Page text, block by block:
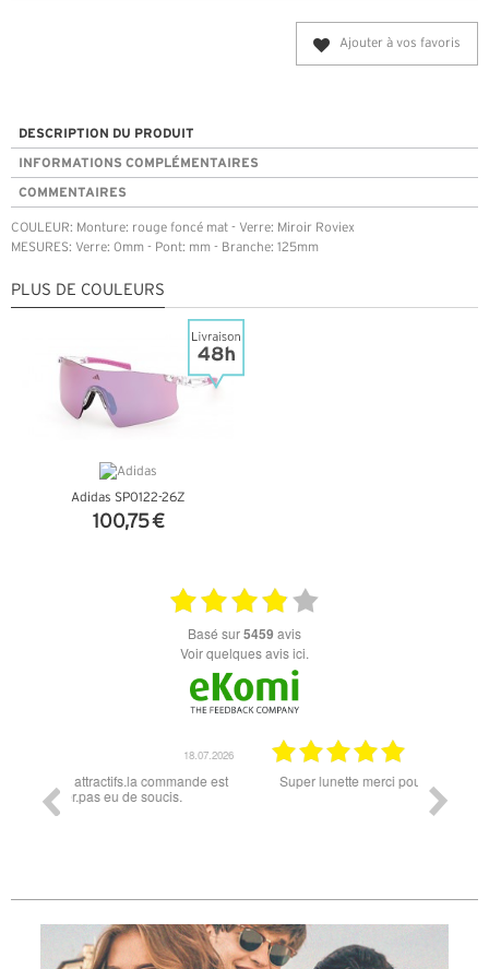
Ajouter à vos favoris
DESCRIPTION DU PRODUIT
INFORMATIONS COMPLÉMENTAIRES
COMMENTAIRES
COULEUR: Monture: rouge foncé mat - Verre: Miroir Roviex
MESURES: Verre: 0mm - Pont: mm - Branche: 125mm
PLUS DE COULEURS
Adidas SP0122-26Z
100,75 €
basé sur5459 avis
Voir quelques avis ici.
06.07.2026
Super lunette merci pour les lunettes pour l'éclipse